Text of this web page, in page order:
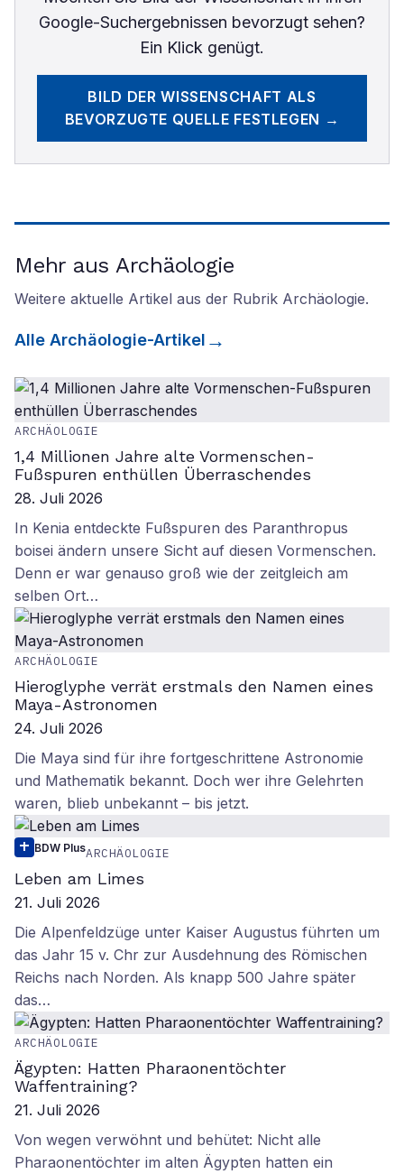
Google-Suchergebnissen bevorzugt sehen?
Ein Klick genügt.
BILD DER WISSENSCHAFT ALS
BEVORZUGTE QUELLE FESTLEGEN →
Mehr aus Archäologie
Weitere aktuelle Artikel aus der Rubrik Archäologie.
Alle Archäologie-Artikel
ARCHÄOLOGIE
1,4 Millionen Jahre alte Vormenschen-
Fußspuren enthüllen Überraschendes
28. Juli 2026
In Kenia entdeckte Fußspuren des Paranthropus
boisei ändern unsere Sicht auf diesen Vormenschen.
Denn er war genauso groß wie der zeitgleich am
selben Ort…
ARCHÄOLOGIE
Hieroglyphe verrät erstmals den Namen eines
Maya-Astronomen
24. Juli 2026
Die Maya sind für ihre fortgeschrittene Astronomie
und Mathematik bekannt. Doch wer ihre Gelehrten
waren, blieb unbekannt – bis jetzt.
BDW PlusARCHÄOLOGIE
Leben am Limes
21. Juli 2026
Die Alpenfeldzüge unter Kaiser Augustus führten um
das Jahr 15 v. Chr zur Ausdehnung des Römischen
Reichs nach Norden. Als knapp 500 Jahre später
das…
ARCHÄOLOGIE
Ägypten: Hatten Pharaonentöchter
Waffentraining?
21. Juli 2026
Von wegen verwöhnt und behütet: Nicht alle
Pharaonentöchter im alten Ägypten hatten ein